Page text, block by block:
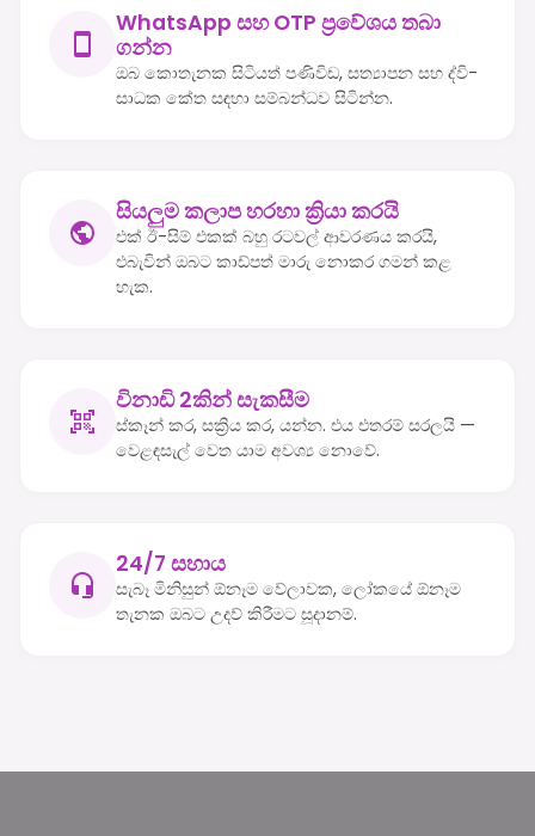
WhatsApp සහ OTP ප්‍රවේශය තබා
ගන්න
ඔබ කොතැනක සිටියත් පණිවිඩ, සත්‍යාපන සහ ද්වි-
සාධක කේත සඳහා සම්බන්ධව සිටින්න.
සියලුම කලාප හරහා ක්‍රියා කරයි
එක් ඊ-සිම් එකක් බහු රටවල් ආවරණය කරයි,
එබැවින් ඔබට කාඩ්පත් මාරු නොකර ගමන් කළ
හැක.
විනාඩි 2කින් සැකසීම
ස්කෑන් කර, සක්‍රිය කර, යන්න. එය එතරම් සරලයි —
වෙළඳසැල් වෙත යාම අවශ්‍ය නොවේ.
24/7 සහාය
සැබෑ මිනිසුන් ඕනෑම වේලාවක, ලෝකයේ ඕනෑම
තැනක ඔබට උදව් කිරීමට සූදානම්.